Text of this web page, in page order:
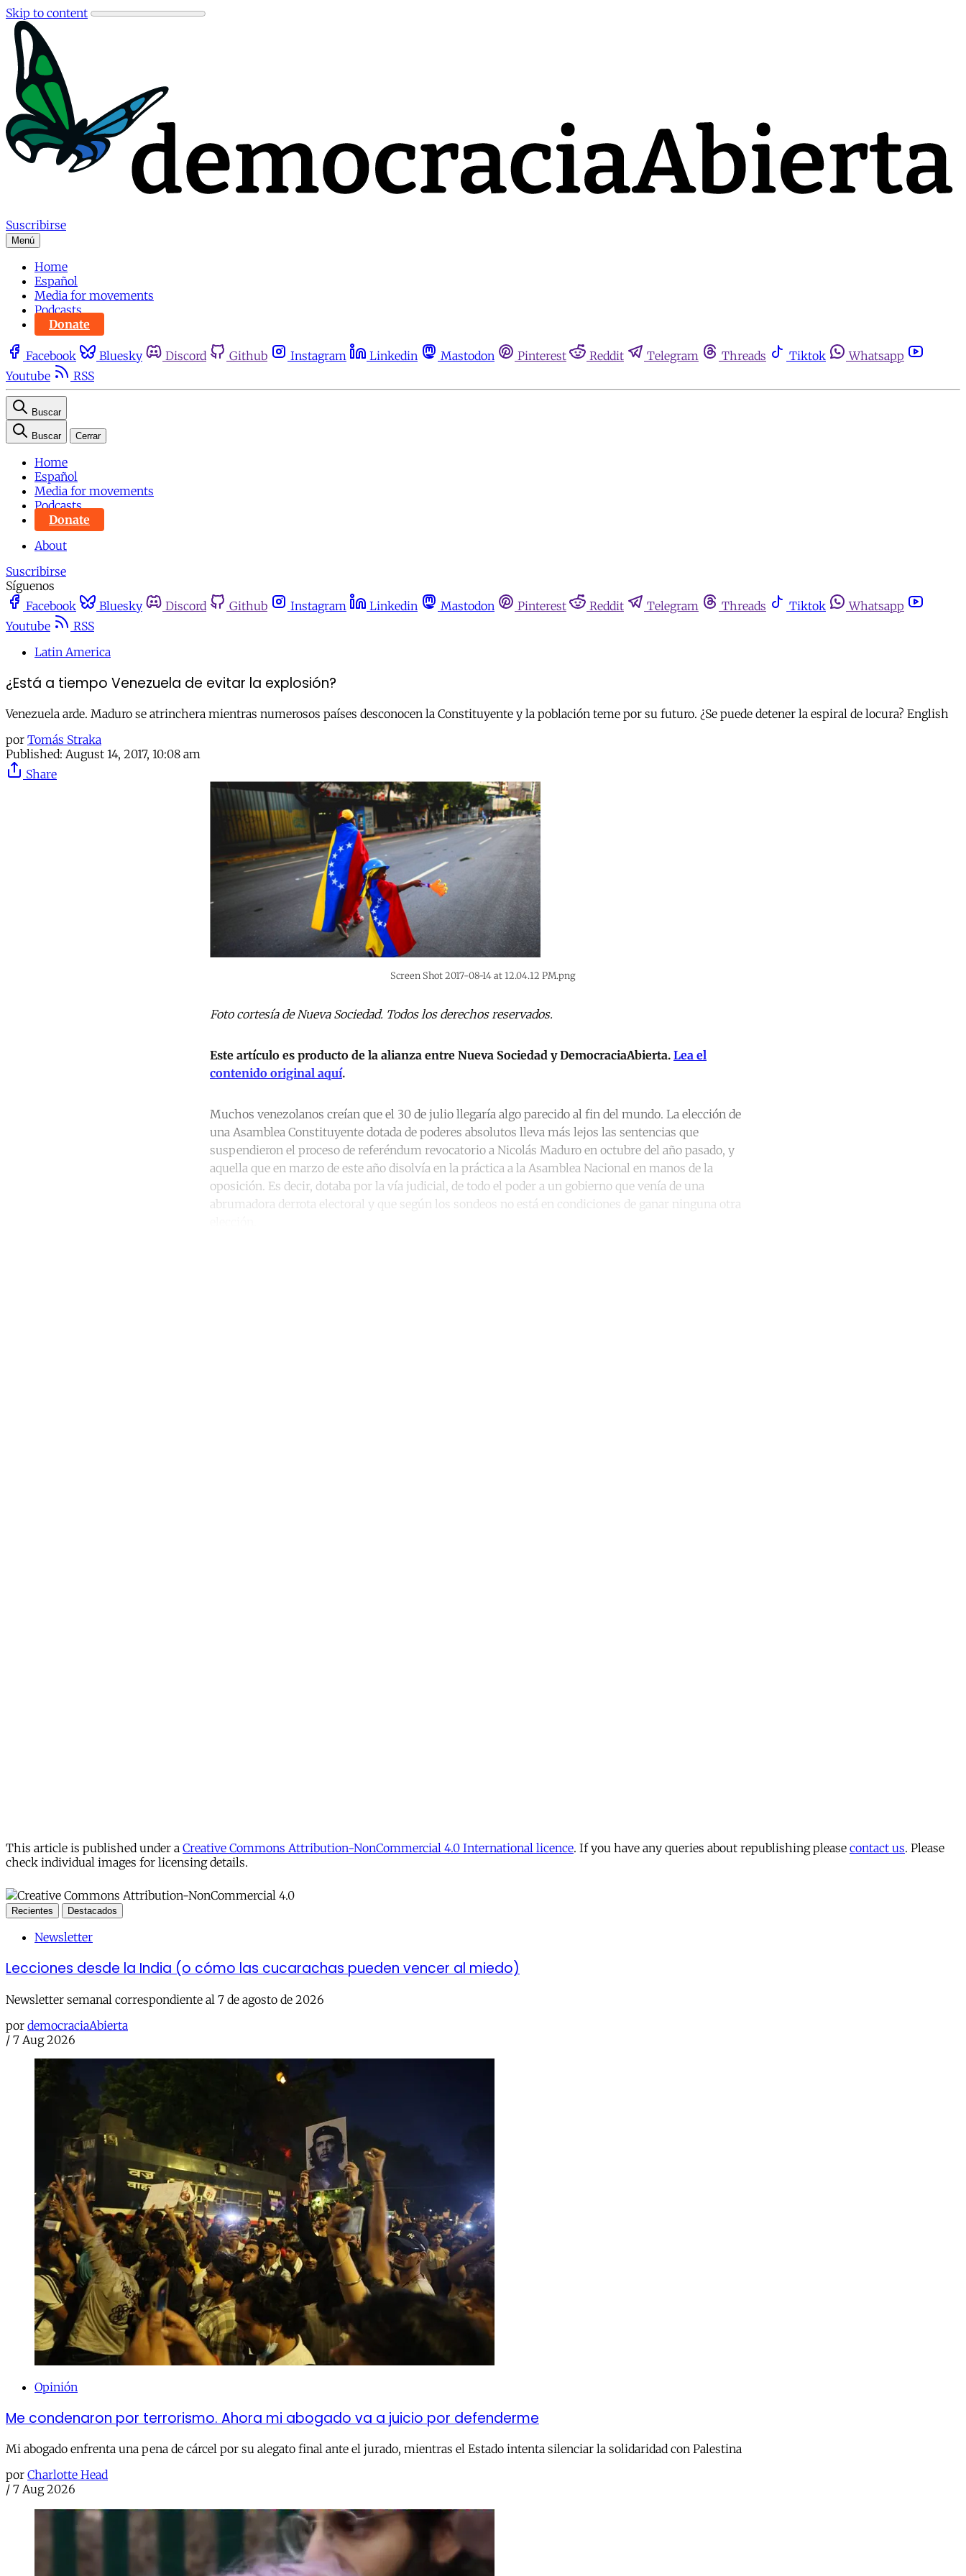
Skip to content
Suscribirse
Menú
Home
Español
Media for movements
Podcasts
Donate
Facebook Bluesky Discord Github Instagram Linkedin Mastodon Pinterest Reddit Telegram Threads Tiktok
Whatsapp
Youtube
RSS
Buscar
Buscar Cerrar
Home
Español
Media for movements
Podcasts
Donate
About
Suscribirse
Síguenos
Facebook
Bluesky Discord Github Instagram Linkedin Mastodon Pinterest Reddit Telegram Threads Tiktok
Whatsapp
Youtube
RSS
Latin America
¿Está a tiempo Venezuela de evitar la explosión?
Venezuela arde. Maduro se atrinchera mientras numerosos países desconocen la Constituyente y la población teme por su futuro. ¿Se puede detener la espiral de locura? English
por Tomás Straka
Published: August 14, 2017, 10:08 am
Share
Screen Shot 2017-08-14 at 12.04.12 PM.png
Foto cortesía de Nueva Sociedad. Todos los derechos reservados.
Este artículo es producto de la alianza entre Nueva Sociedad y DemocraciaAbierta. Lea el
contenido original aquí.
Muchos venezolanos creían que el 30 de julio llegaría algo parecido al fin del mundo. La elección de
una Asamblea Constituyente dotada de poderes absolutos lleva más lejos las sentencias que
suspendieron el proceso de referéndum revocatorio a Nicolás Maduro en octubre del año pasado, y
aquella que en marzo de este año disolvía en la práctica a la Asamblea Nacional en manos de la
oposición. Es decir, dotaba por la vía judicial, de todo el poder a un gobierno que venía de una
abrumadora derrota electoral y que según los sondeos no está en condiciones de ganar ninguna otra
This article is published under a Creative Commons Attribution-NonCommercial 4.0 International licence. If you have any queries about republishing please contact us. Please
check individual images for licensing details.
Recientes Destacados
Newsletter
Lecciones desde la India (o cómo las cucarachas pueden vencer al miedo)
Newsletter semanal correspondiente al 7 de agosto de 2026
por democraciaAbierta
/ 7 Aug 2026
Opinión
Me condenaron por terrorismo. Ahora mi abogado va a juicio por defenderme
Mi abogado enfrenta una pena de cárcel por su alegato final ante el jurado, mientras el Estado intenta silenciar la solidaridad con Palestina
por Charlotte Head
/ 7 Aug 2026